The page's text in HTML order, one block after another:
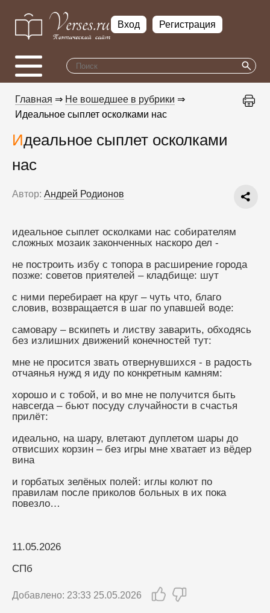
Вход Регистрация
Главная ⇒ Не вошедшее в рубрики ⇒
Идеальное сыплет осколками нас
Идеальное сыплет осколками
нас
Автор: Андрей Родионов
идеальное сыплет осколками нас собирателям
сложных мозаик законченных наскоро дел -
не построить избу с топора в расширение города
позже: советов приятелей – кладбище: шут
с ними перебирает на круг – чуть что, благо
словив, возвращается в шаг по упавшей воде:
самовару – вскипеть и листву заварить, обходясь
без излишних движений конечностей тут:
мне не просится звать отвернувшихся - в радость
отчаянья нужд я иду по конкретным камням:
хорошо и с тобой, и во мне не получится быть
навсегда – бьют посуду случайности в счастья
прилёт:
идеально, на шару, влетают дуплетом шары до
отвисших корзин – без игры мне хватает из вёдер
вина
и горбатых зелёных полей: иглы колют по
правилам после приколов больных в их пока
повезло…
11.05.2026
СПб
Добавлено: 23:33 25.05.2026